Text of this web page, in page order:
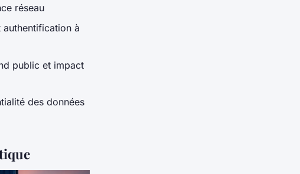
réseau
authentification à
public et impact
des données